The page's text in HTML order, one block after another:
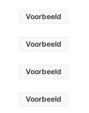
Voorbeeld
Voorbeeld
Voorbeeld
Voorbeeld